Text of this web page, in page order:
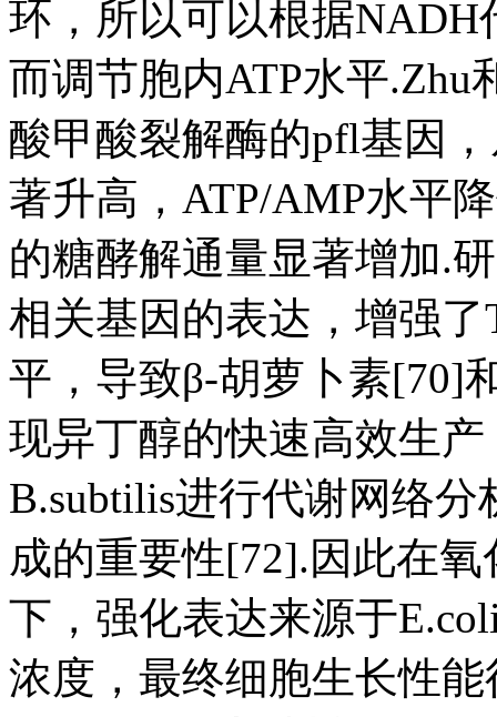
环，所以可以根据
而调节胞内ATP水平.Zhu
酸甲酸裂解酶的pfl基因
著升高，ATP/AMP水平
的糖酵解通量显著增加.
相关基因的表达，增强
平，导致β-胡萝卜素[70]
现异丁醇的快速高效生
B.subtilis进行代谢网络
成的重要性[72].因此在
下，强化表达来源于
浓度，最终细胞生长性